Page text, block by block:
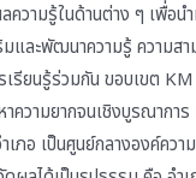
วามรู้ในด้านต่าง ๆ เพื่อน
และพัฒนาความรู้ ความสา
รียนรู้ร่วมกัน ขอบเขต
วามยากจนเชิงบูรณาการ
อ เป็นศูนย์กลางองค์ควา